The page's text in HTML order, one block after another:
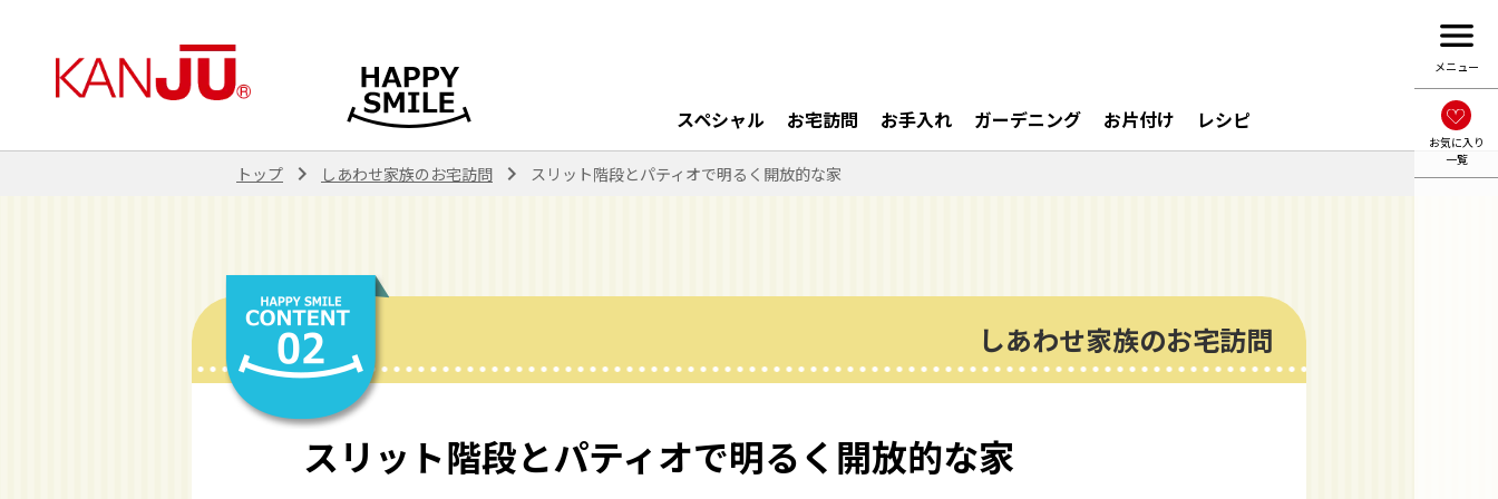
お気に入り
一覧
menu
メニュー
スペシャル お宅訪問 お手入れ ガーデニング お片付け レシピ
トップ navigate_next しあわせ家族のお宅訪問 navigate_next スリット階段とパティオで明るく開放的な家
しあわせ家族のお宅訪問
スリット階段とパティオで明るく開放的な家